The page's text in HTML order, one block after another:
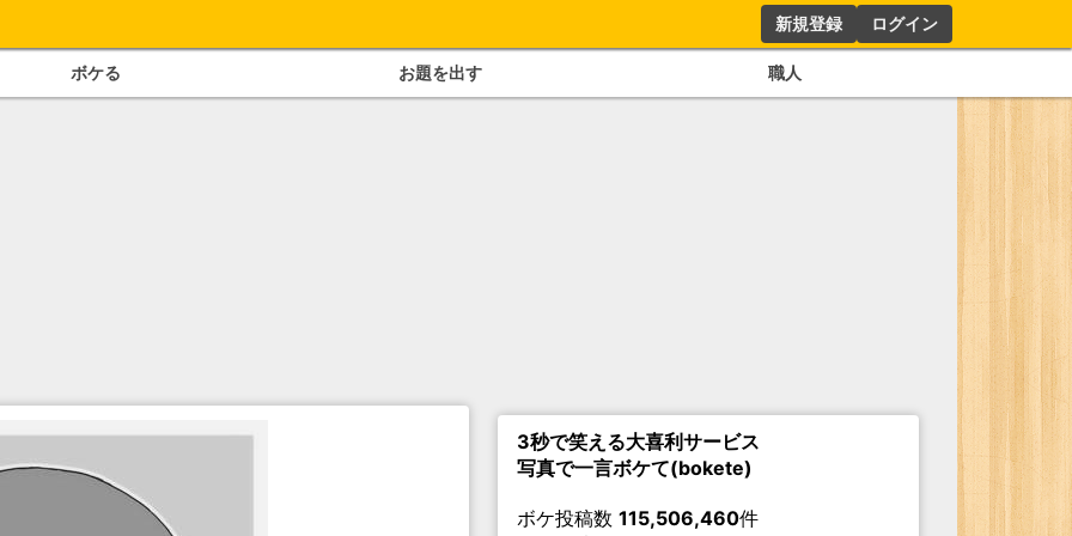
新規登録 ログイン
ボケる お題を出す 職人
3秒で笑える大喜利サービス
写真で一言ボケて(bokete)
ボケ投稿数 115,506,460件